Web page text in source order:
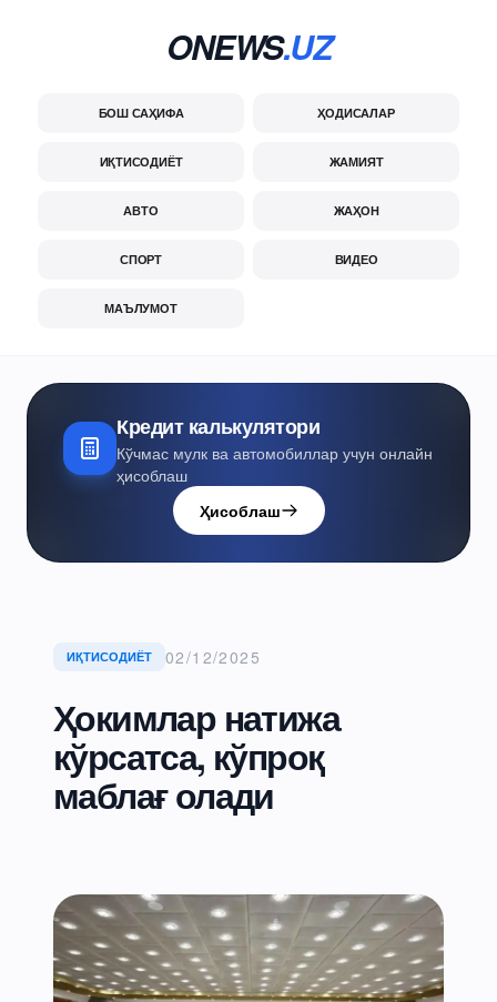
ONEWS.UZ
БОШ САҲИФА ҲОДИСАЛАР
ИҚТИСОДИЁТ ЖАМИЯТ
АВТО ЖАҲОН
СПОРТ ВИДЕО
МАЪЛУМОТ
Кредит калькулятори
Кўчмас мулк ва автомобиллар учун онлайн
ҳисоблаш
Ҳисоблаш
ИҚТИСОДИЁТ 02/12/2025
Ҳокимлар натижа
кўрсатса, кўпроқ
маблағ олади